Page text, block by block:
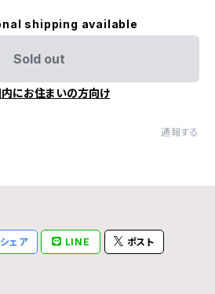
shipping available
Sold out
にお住まいの方向け
通報する
シェア LINE ポスト